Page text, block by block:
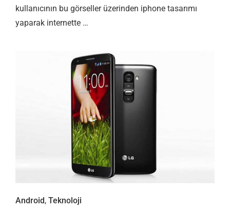
kullanıcının bu görseller üzerinden iphone tasarımı
yaparak internette …
Android, Teknoloji